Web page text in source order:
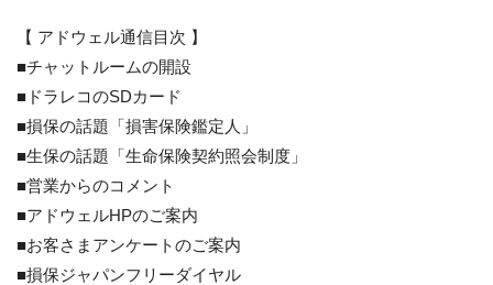
【 アドウェル通信目次 】
■チャットルームの開設
■ドラレコのSDカード
■損保の話題「損害保険鑑定人」
■生保の話題「生命保険契約照会制度」
■営業からのコメント
■アドウェルHPのご案内
■お客さまアンケートのご案内
■損保ジャパンフリーダイヤル